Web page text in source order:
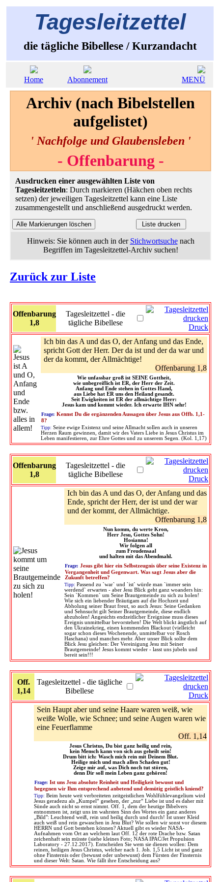
Tagesleitzettel
die tägliche Bibellese / Kurzandacht
Home Abonnement MENÜ
Archiv (nach Bibelstellen
aufgelistet)
' Nachfolge und Glaubensleben '
- Offenbarung -
Ausdrucken einer ausgewählten Liste von
Tagesleitzetteln: Durch markieren (Häkchen oben rechts
setzen) der jeweiligen Tagesleitzettel kann eine Liste
zusammengestellt und anschließend ausgedruckt werden.
Hinweis: Sie können auch in der Stichwortsuchenach
Begriffen im Tagesleitzettel-Archiv suchen!
Zurück zur Liste
Offenbarung
1,8
Tagesleitzettel - die
tägliche Bibellese
Druck
Ich bin das A und das O, der Anfang und das Ende,
spricht Gott der Herr. Der da ist und der da war und
der da kommt, der Allmächtige!
Offenbarung 1,8
Wie unfassbar groß ist SEINE Gottheit,
wie unbegreiflich ist ER, der Herr der Zeit.
Anfang und Ende stehen in Gottes Hand,
aus Liebe hat ER uns den Heiland gesandt.
Seit Ewigkeiten ist ER der allmächtige Herr:
Jesus kam und kommt wieder. Ich erwarte IHN sehr!
Frage: Kennst Du die ergänzenden Aussagen über Jesus aus Offb. 1,1-
8?
Tipp: Seine ewige Existenz und seine Allmacht sollen auch in unseren
Herzen Raum gewinnen, damit wir des Vaters Liebe in Jesus Christus im
Leben manifestieren, zur Ehre Gottes und zu unserem Segen. (Kol. 1,17)
Offenbarung
1,8
Tagesleitzettel - die
tägliche Bibellese
Druck
Ich bin das A und das O, der Anfang und das
Ende, spricht der Herr, der ist und der war
und der kommt, der Allmächtige.
Offenbarung 1,8
Nun komm, du werte Kron,
Herr Jesu, Gottes Sohn!
Hosianna!
Wir folgen all
zum Freudensaal
und halten mit das Abendmahl.
Frage: Jesus gibt hier ein Selbstzeugnis über seine Existenz in
Vergangenheit und Gegenwart. Was sagt Jesus aber die
Zukunft betreffen?
Tipp: Passend zu `war` und `ist` würde man `immer sein
werdend` erwarten - aber Jesu Blick geht ganz woanders hin:
Sein `Kommen` um Seine Brautgemeinde zu sich zu holen!
Wie sich ein liebender Bräutigam auf die Hochzeit und
Abholung seiner Braut freut, so auch Jesus: Seine Gedanken
und Sehnsucht gilt Seiner Brautgemeinde, diese endlich
abzuholen! Angesichts endzeitlicher Ereignisse muss dieses
Ereignis unmittelbar bevorstehen! Die Welt blickt ängstlich auf
den Ukrainekrieg, einen kommenden Blackout (vielleicht
sogar schon dieses Wochenende, unmittelbar vor Rosch
Haschana) und manches mehr. Aber unser Blick sollte dem
Blick Jesu gleichen: Der Vereinigung Jesu mit Seiner
Brautgemeinde! Jesus kommt wieder - lasst uns jubeln und
bereit sein!!!
Off.
1,14
Tagesleitzettel - die tägliche
Bibellese
Druck
Sein Haupt aber und seine Haare waren weiß, wie
weiße Wolle, wie Schnee; und seine Augen waren wie
eine Feuerflamme
Off. 1,14
Jesus Christus, Du bist ganz heilig und rein,
kein Mensch kann von sich aus geheilt sein!
Drum bitt ich: Wasch mich rein mit Deinem Blut.
Heilige mich und mach allen Schaden gut!
Zeige mir auf, was Dich noch tut stören,
denn Dir soll mein Leben ganz gehören!
Frage: Ist uns Jesu absolute Reinheit und Heiligkeit bewusst und
begegnen wir Ihm entsprechend anbetend und demütig geistlich kniend?
Tipp: Beim heute weit verbreiteten zeitgeistlichen Wohlfühlevangelium wird
Jesus geradezu als „Kumpel“ gesehen, der „nur“ Liebe ist und es daher mit
Sünde auch nicht so ernst nimmt. Off. 1, dem der heutige Bibelvers
entnommen ist, zeigt uns im wahrsten Sinn des Wortes ein ganz anderes
„Bild": Leuchtend weiß, rein und heilig durch und durch! Ist unser Kleid
auch weiß und rein gewaschen in Jesu Blut? Wie sollen wir sonst vor diesem
HERRN und Gott bestehen können? Aktuell gibt es wieder NASA-
Aufnahmen vom Ort an welchem laut Off. 12 der rote Drache bzw. Satan
zeichenhaft sein müsste (siehe kleines Foto; NASA IPAC/Jet Propulsion
Laboratory - 27.12.2017). Entscheiden Sie wem sie dienen wollen: Dem
reinen, heiligen Jesus Christus, welcher nach 1. Joh. 1,5 Licht ist und ganz
ohne Finsternis oder (bewusst oder unbewusst) dem Fürsten der Finsternis
und dieser Welt: Satan. Wie fällt ihre Entscheidung aus?